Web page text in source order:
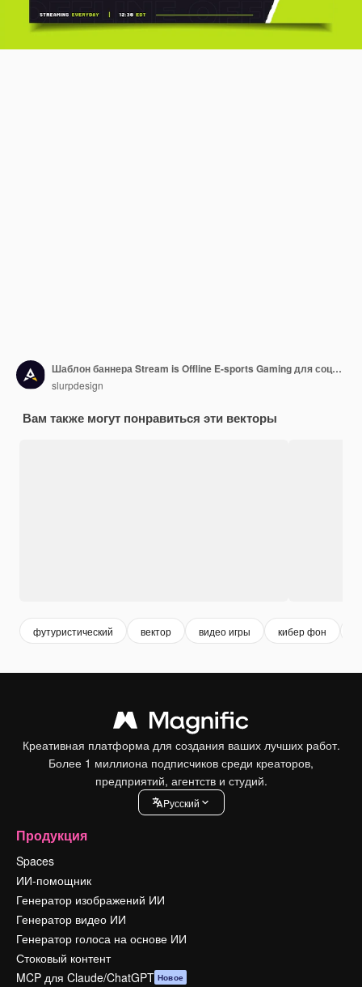
Шаблон баннера Stream is Offline E-sports Gaming для социальных сетей
slurpdesign
Вам также могут понравиться эти векторы
футуристический вектор видео игры кибер фон
Креативная платформа для создания ваших лучших работ.
Более 1 миллиона подписчиков среди креаторов,
предприятий, агентств и студий.
Pусский
Продукция
Spaces
ИИ-помощник
Генератор изображений ИИ
Генератор видео ИИ
Генератор голоса на основе ИИ
Стоковый контент
MCP для Claude/ChatGPT Новое